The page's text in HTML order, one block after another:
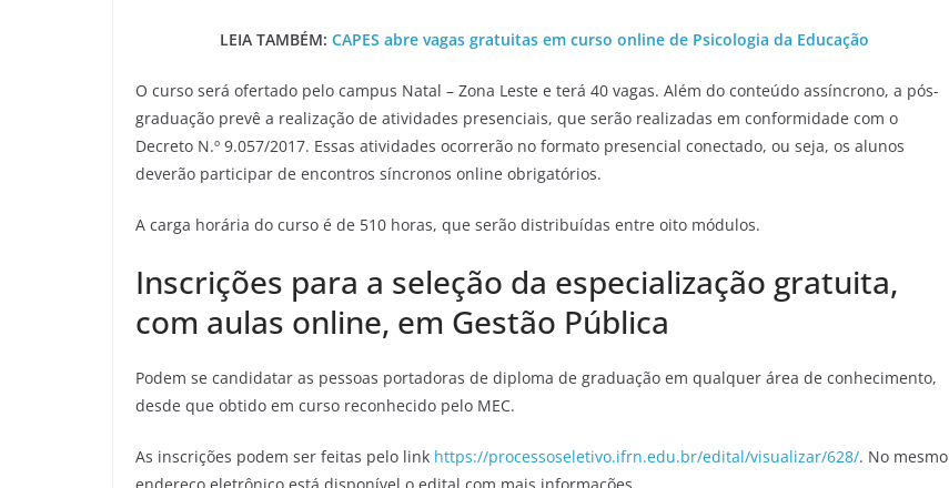
LEIA TAMBÉM: CAPES abre vagas gratuitas em curso online de Psicologia da Educação
O curso será ofertado pelo campus Natal – Zona Leste e terá 40 vagas. Além do conteúdo assíncrono, a pós-
graduação prevê a realização de atividades presenciais, que serão realizadas em conformidade com o
Decreto N.º 9.057/2017. Essas atividades ocorrerão no formato presencial conectado, ou seja, os alunos
deverão participar de encontros síncronos online obrigatórios.
A carga horária do curso é de 510 horas, que serão distribuídas entre oito módulos.
Inscrições para a seleção da especialização gratuita,
com aulas online, em Gestão Pública
Podem se candidatar as pessoas portadoras de diploma de graduação em qualquer área de conhecimento,
desde que obtido em curso reconhecido pelo MEC.
As inscrições podem ser feitas pelo link https://processoseletivo.ifrn.edu.br/edital/visualizar/628/. No mesmo
endereço eletrônico está disponível o edital com mais informações.